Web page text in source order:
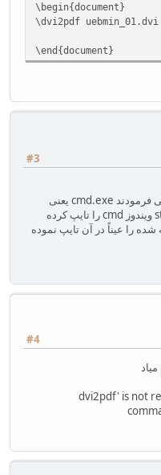
\begin{document}
\dvi2pdf uebmin_01.dvi
\end{document}
#3
منظور از پنجره فرمان که جناب آقای ترابی فرمودند cmd.exe یعنی
command prompt است. در منوی start ویندوز cmd را تایپ کرده
را عیناً در آن تایپ نموده
#4
'dvi2pdf' is not